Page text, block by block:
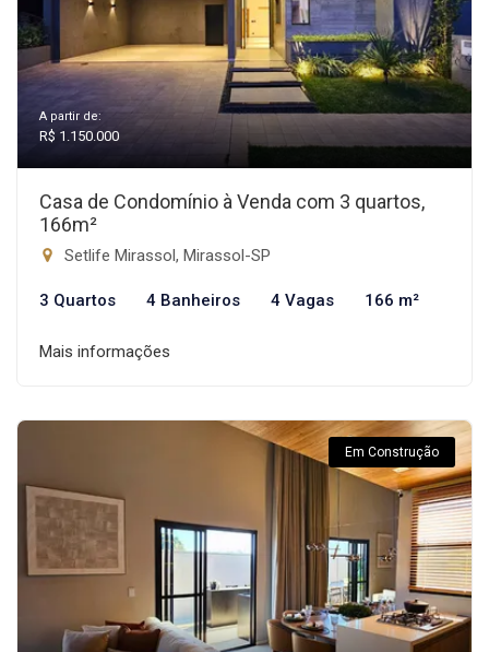
A partir de:
R$ 1.150.000
Casa de Condomínio à Venda com 3 quartos,
166m²
Setlife Mirassol, Mirassol-SP
3 Quartos 4 Banheiros 4 Vagas 166 m²
Mais informações
Em Construção